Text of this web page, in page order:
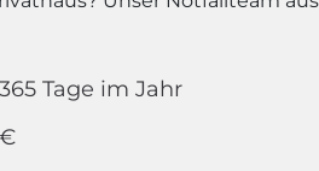
Tage im Jahr